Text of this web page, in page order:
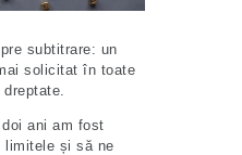
subtitrare: un
solicitat în toate
ani am fost
limitele și să ne